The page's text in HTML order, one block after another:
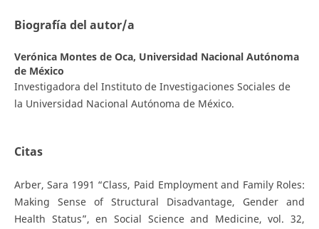
Biografía del autor/a
Verónica Montes de Oca, Universidad Nacional Autónoma
de México
Investigadora del Instituto de Investigaciones Sociales de
la Universidad Nacional Autónoma de México.
Citas
Arber, Sara 1991 “Class, Paid Employment and Family Roles:
Making Sense of Structural Disadvantage, Gender and
Health Status”, en Social Science and Medicine, vol. 32,